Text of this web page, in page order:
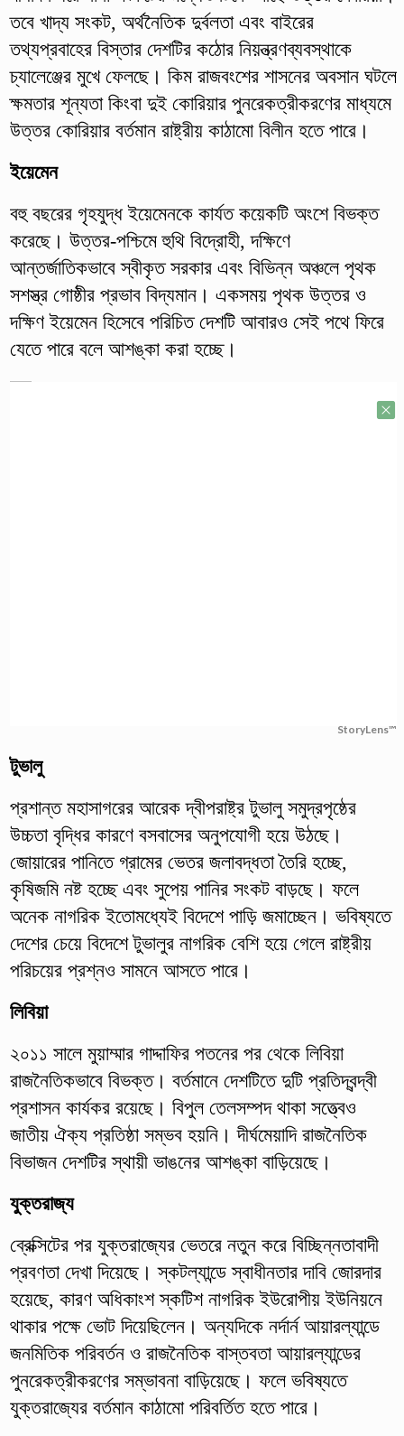
তবে খাদ্য সংকট, অর্থনৈতিক দুর্বলতা এবং বাইরের
তথ্যপ্রবাহের বিস্তার দেশটির কঠোর নিয়ন্ত্রণব্যবস্থাকে
চ্যালেঞ্জের মুখে ফেলছে। কিম রাজবংশের শাসনের অবসান ঘটলে
ক্ষমতার শূন্যতা কিংবা দুই কোরিয়ার পুনরেকত্রীকরণের মাধ্যমে
উত্তর কোরিয়ার বর্তমান রাষ্ট্রীয় কাঠামো বিলীন হতে পারে।
ইয়েমেন
বহু বছরের গৃহযুদ্ধ ইয়েমেনকে কার্যত কয়েকটি অংশে বিভক্ত
করেছে। উত্তর-পশ্চিমে হুথি বিদ্রোহী, দক্ষিণে
আন্তর্জাতিকভাবে স্বীকৃত সরকার এবং বিভিন্ন অঞ্চলে পৃথক
সশস্ত্র গোষ্ঠীর প্রভাব বিদ্যমান। একসময় পৃথক উত্তর ও
দক্ষিণ ইয়েমেন হিসেবে পরিচিত দেশটি আবারও সেই পথে ফিরে
যেতে পারে বলে আশঙ্কা করা হচ্ছে।
StoryLens™
টুভালু
প্রশান্ত মহাসাগরের আরেক দ্বীপরাষ্ট্র টুভালু সমুদ্রপৃষ্ঠের
উচ্চতা বৃদ্ধির কারণে বসবাসের অনুপযোগী হয়ে উঠছে।
জোয়ারের পানিতে গ্রামের ভেতর জলাবদ্ধতা তৈরি হচ্ছে,
কৃষিজমি নষ্ট হচ্ছে এবং সুপেয় পানির সংকট বাড়ছে। ফলে
অনেক নাগরিক ইতোমধ্যেই বিদেশে পাড়ি জমাচ্ছেন। ভবিষ্যতে
দেশের চেয়ে বিদেশে টুভালুর নাগরিক বেশি হয়ে গেলে রাষ্ট্রীয়
পরিচয়ের প্রশ্নও সামনে আসতে পারে।
লিবিয়া
২০১১ সালে মুয়াম্মার গাদ্দাফির পতনের পর থেকে লিবিয়া
রাজনৈতিকভাবে বিভক্ত। বর্তমানে দেশটিতে দুটি প্রতিদ্বন্দ্বী
প্রশাসন কার্যকর রয়েছে। বিপুল তেলসম্পদ থাকা সত্ত্বেও
জাতীয় ঐক্য প্রতিষ্ঠা সম্ভব হয়নি। দীর্ঘমেয়াদি রাজনৈতিক
বিভাজন দেশটির স্থায়ী ভাঙনের আশঙ্কা বাড়িয়েছে।
যুক্তরাজ্য
ব্রেক্সিটের পর যুক্তরাজ্যের ভেতরে নতুন করে বিচ্ছিন্নতাবাদী
প্রবণতা দেখা দিয়েছে। স্কটল্যান্ডে স্বাধীনতার দাবি জোরদার
হয়েছে, কারণ অধিকাংশ স্কটিশ নাগরিক ইউরোপীয় ইউনিয়নে
থাকার পক্ষে ভোট দিয়েছিলেন। অন্যদিকে নর্দার্ন আয়ারল্যান্ডে
জনমিতিক পরিবর্তন ও রাজনৈতিক বাস্তবতা আয়ারল্যান্ডের
পুনরেকত্রীকরণের সম্ভাবনা বাড়িয়েছে। ফলে ভবিষ্যতে
যুক্তরাজ্যের বর্তমান কাঠামো পরিবর্তিত হতে পারে।